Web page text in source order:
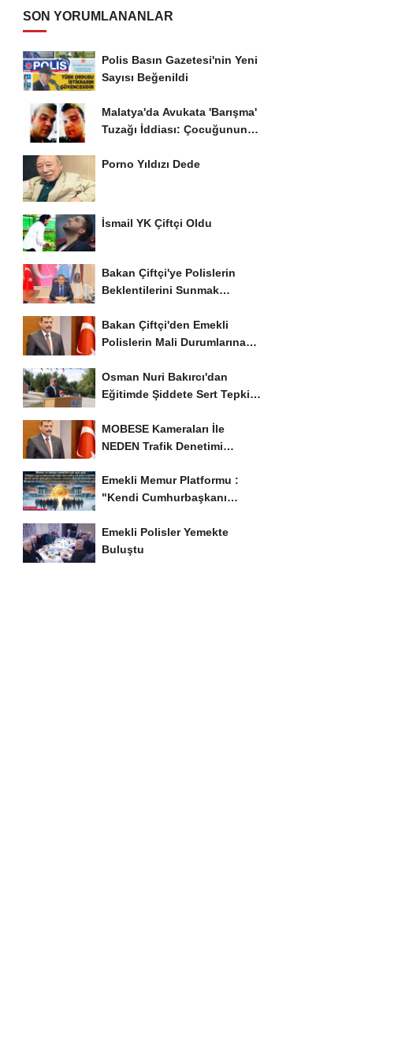
SON YORUMLANANLAR
Polis Basın Gazetesi'nin Yeni
Sayısı Beğenildi
Malatya'da Avukata 'Barışma'
Tuzağı İddiası: Çocuğunun
Porno Yıldızı Dede
İsmail YK Çiftçi Oldu
Bakan Çiftçi'ye Polislerin
Beklentilerini Sunmak
Bakan Çiftçi'den Emekli
Polislerin Mali Durumlarına
Osman Nuri Bakırcı'dan
Eğitimde Şiddete Sert Tepki:
MOBESE Kameraları İle
NEDEN Trafik Denetimi
Emekli Memur Platformu :
"Kendi Cumhurbaşkanı
Emekli Polisler Yemekte
Buluştu